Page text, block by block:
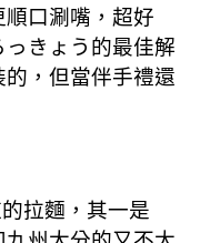
口涮嘴，超好
きょう的最佳解
，但當伴手禮還
拉麵，其一是